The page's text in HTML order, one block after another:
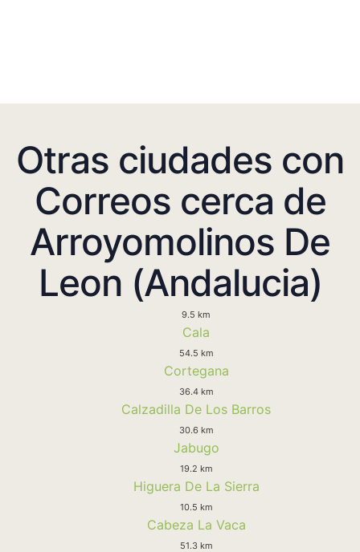
Otras ciudades con
Correos cerca de
Arroyomolinos De
Leon (Andalucia)
9.5 km
Cala
54.5 km
Cortegana
36.4 km
Calzadilla De Los Barros
30.6 km
Jabugo
19.2 km
Higuera De La Sierra
10.5 km
Cabeza La Vaca
51.3 km